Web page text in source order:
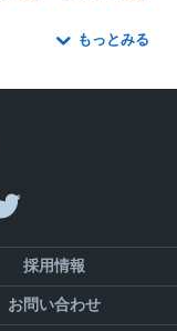
もっとみる
採用情報
お問い合わせ